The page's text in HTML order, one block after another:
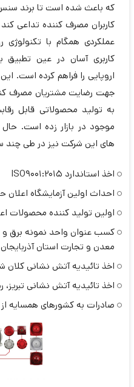
که باعث شده است تا برند
کاربران مصرف کننده تداعی
عملکردی همگام با
کاربری آسان در عین تطبیق
اروپایی را فراهم کرده است.
جهت رضایت مشتریان مصرف
به تولید محصولاتی قابل
موجود در بازار زده است.
های این شرکت نیز در طی چند
اخذ استاندارد ISO9001:2015
احداث اولین آزمایشگاه
اولین تولید کننده محصولات
کسب عنوان واحد نمونه برق و
معدن و تجارت استان آذربایجان
اخذ تائیدیه آتش نشانی کلان
اخذ تائیدیه آتش نشانی
صادرات به کشورهای همسایه از